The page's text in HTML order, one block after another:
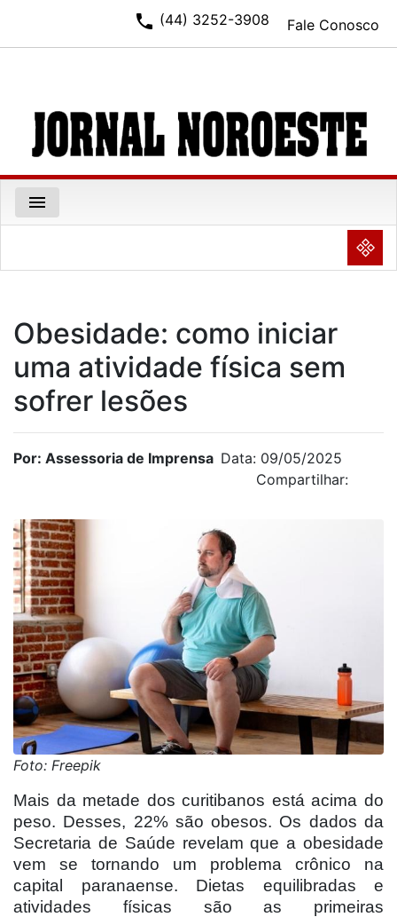
Fale Conosco
phone (44) 3252-3908
menu
NULL
Obesidade: como iniciar
uma atividade física sem
sofrer lesões
Por: Assessoria de Imprensa Data: 09/05/2025
Compartilhar:
Foto: Freepik
Mais da metade dos curitibanos está acima do
peso. Desses, 22% são obesos. Os dados da
Secretaria de Saúde revelam que a obesidade
vem se tornando um problema crônico na
capital paranaense. Dietas equilibradas e
atividades físicas são as primeiras